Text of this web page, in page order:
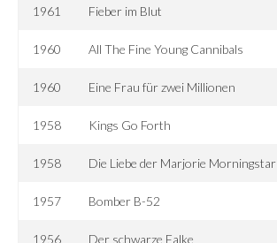
1961 Fieber im Blut
1960 All The Fine Young Cannibals
1960 Eine Frau für zwei Millionen
1958 Kings Go Forth
1958 Die Liebe der Marjorie Morningstar
1957 Bomber B-52
1956 Der schwarze Falke